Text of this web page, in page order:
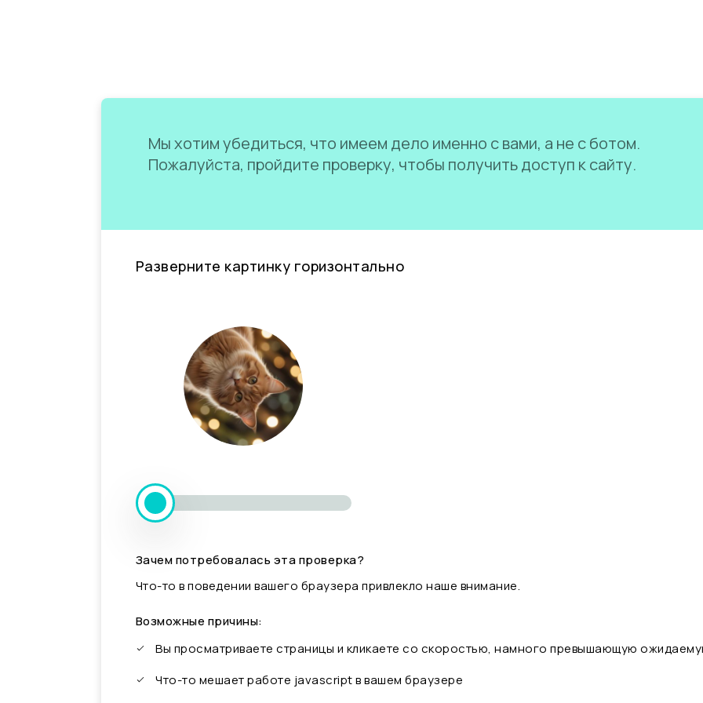
Мы хотим убедиться, что имеем дело именно с вами, а не с ботом.
Пожалуйста, пройдите проверку, чтобы получить доступ к сайту.
Разверните картинку горизонтально
Зачем потребовалась эта проверка?
Что-то в поведении вашего браузера привлекло наше внимание.
Возможные причины:
Вы просматриваете страницы и кликаете со скоростью, намного превышающую
Что-то мешает работе javascript в вашем браузере